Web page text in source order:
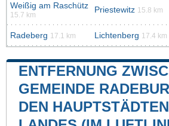
Weißig am Raschütz
15.7 km
Priestewitz 15.8 km
Radeberg 17.1 km Lichtenberg 17.4 km
ENTFERNUNG
GEMEINDE
DEN